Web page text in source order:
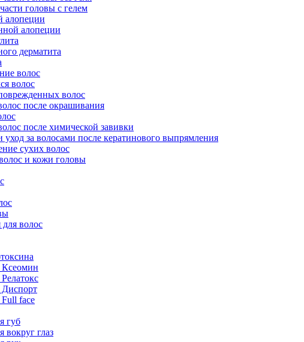
головы с гелем
алопеции
алопеции
дерматита
волос
волос
волос
после окрашивания
после химической завивки
уход за волосами после кератинового выпрямления
сухих волос
и кожи головы
для волос
Ксеомин
Диспорт
face
губ
вокруг глаз